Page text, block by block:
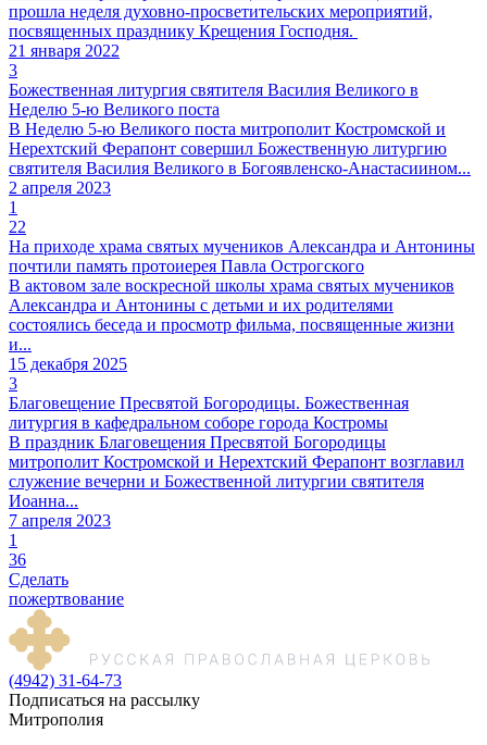
прошла неделя духовно-просветительских мероприятий,
посвященных празднику Крещения Господня.
21 января 2022
3
Божественная литургия святителя Василия Великого в
Неделю 5-ю Великого поста
В Неделю 5-ю Великого поста митрополит Костромской и
Нерехтский Ферапонт совершил Божественную литургию
святителя Василия Великого в Богоявленско-Анастасиином...
2 апреля 2023
1
22
На приходе храма святых мучеников Александра и Антонины
почтили память протоиерея Павла Острогского
В актовом зале воскресной школы храма святых мучеников
Александра и Антонины с детьми и их родителями
состоялись беседа и просмотр фильма, посвященные жизни
и...
15 декабря 2025
3
Благовещение Пресвятой Богородицы. Божественная
литургия в кафедральном соборе города Костромы
В праздник Благовещения Пресвятой Богородицы
митрополит Костромской и Нерехтский Ферапонт возглавил
служение вечерни и Божественной литургии святителя
Иоанна...
7 апреля 2023
1
36
Сделать
пожертвование
(4942) 31-64-73
Подписаться на рассылку
Митрополия